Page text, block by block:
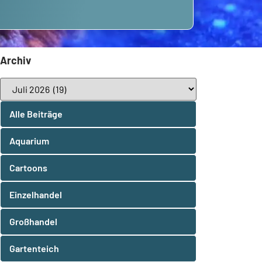
Archiv
Alle Beiträge
Aquarium
Cartoons
Einzelhandel
Großhandel
Gartenteich